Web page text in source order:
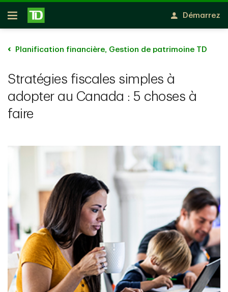
Passer au contenu principal
Ouvert
Démarrez
Planification financière, Gestion de patrimoine TD
Stratégies fiscales simples à
adopter au Canada : 5 choses à
faire